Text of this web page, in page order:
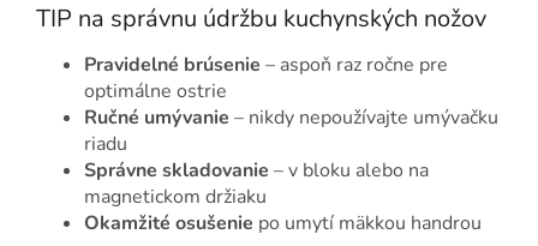
TIP na správnu údržbu kuchynských nožov
Pravidelné brúsenie – aspoň raz ročne pre
optimálne ostrie
Ručné umývanie – nikdy nepoužívajte umývačku
riadu
Správne skladovanie – v bloku alebo na
magnetickom držiaku
Okamžité osušenie po umytí mäkkou handrou